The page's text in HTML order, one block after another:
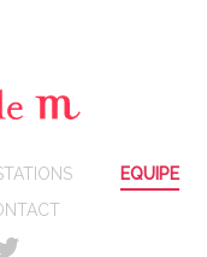
EQUIPE